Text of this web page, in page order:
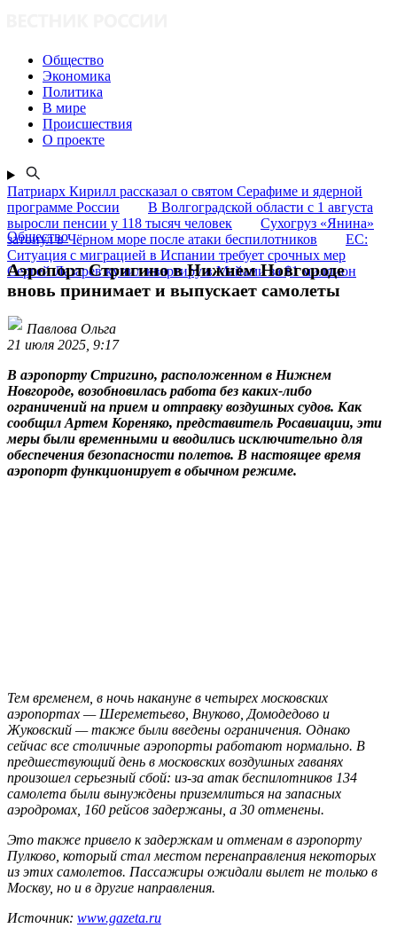
Общество
Экономика
Политика
В мире
Происшествия
О проекте
Патриарх Кирилл рассказал о святом Серафиме и ядерной
программе России
В Волгоградской области с 1 августа
выросли пенсии у 118 тысяч человек
Сухогруз «Янина»
затонул в Чёрном море после атаки беспилотников
ЕС:
Ситуация с миграцией в Испании требует срочных мер
Сергей Лазарев купил квартиру в Майами за $1 миллион
Общество
Аэропорт Стригино в Нижнем Новгороде
вновь принимает и выпускает самолеты
Павлова Ольга
21 июля 2025, 9:17
В аэропорту Стригино, расположенном в Нижнем
Новгороде, возобновилась работа без каких-либо
ограничений на прием и отправку воздушных судов. Как
сообщил Артем Кореняко, представитель Росавиации, эти
меры были временными и вводились исключительно для
обеспечения безопасности полетов. В настоящее время
аэропорт функционирует в обычном режиме.
Тем временем, в ночь накануне в четырех московских
аэропортах — Шереметьево, Внуково, Домодедово и
Жуковский — также были введены ограничения. Однако
сейчас все столичные аэропорты работают нормально. В
предшествующий день в московских воздушных гаванях
произошел серьезный сбой: из-за атак беспилотников 134
самолета были вынуждены приземлиться на запасных
аэродромах, 160 рейсов задержаны, а 30 отменены.
Это также привело к задержкам и отменам в аэропорту
Пулково, который стал местом перенаправления некоторых
из этих самолетов. Пассажиры ожидали вылет не только в
Москву, но и в другие направления.
Источник: www.gazeta.ru